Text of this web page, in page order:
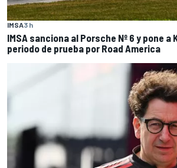
IMSA3 h
IMSA sanciona al Porsche Nº 6 y pone a
periodo de prueba por Road America